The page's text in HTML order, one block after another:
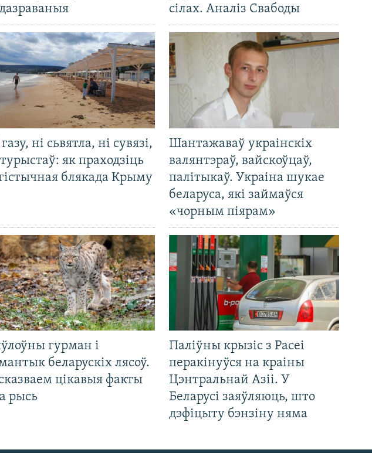
сілах. Аналіз Свабоды
ні сьвятла, ні сувязі,
як праходзіць
блякада Крыму
Шантажаваў украінскіх
валянтэраў, вайскоўцаў,
палітыкаў. Украіна шукае
беларуса, які займаўся
«чорным піярам»
гурман і
беларускіх лясоў.
цікавыя факты
рысь
Паліўны крызіс з Расеі
перакінуўся на краіны
Цэнтральнай Азіі. У
Беларусі заяўляюць, што
дэфіцыту бэнзіну няма